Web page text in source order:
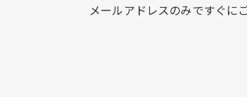
メールアドレスのみですぐに